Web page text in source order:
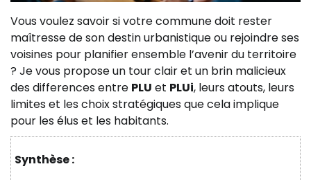
Vous voulez savoir si votre commune doit rester
maîtresse de son destin urbanistique ou rejoindre ses
voisines pour planifier ensemble l’avenir du territoire
? Je vous propose un tour clair et un brin malicieux
des differences entre PLU et PLUi, leurs atouts, leurs
limites et les choix stratégiques que cela implique
pour les élus et les habitants.
Synthèse :